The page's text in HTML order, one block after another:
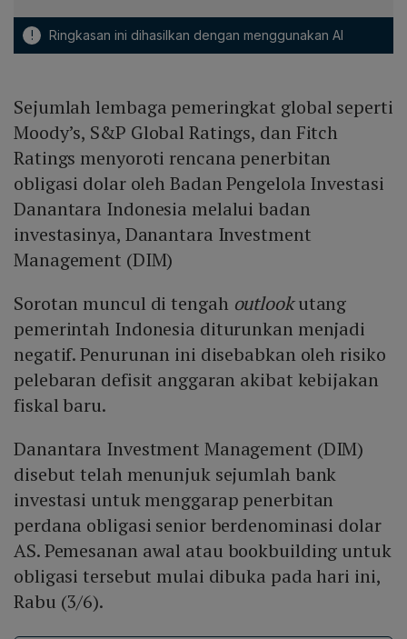
! Ringkasan ini dihasilkan dengan menggunakan AI
Sejumlah lembaga pemeringkat global seperti
Moody’s, S&P Global Ratings, dan Fitch
Ratings menyoroti rencana penerbitan
obligasi dolar oleh Badan Pengelola Investasi
Danantara Indonesia melalui badan
investasinya, Danantara Investment
Management (DIM)
Sorotan muncul di tengah outlookutang
pemerintah Indonesia diturunkan menjadi
negatif. Penurunan ini disebabkan oleh risiko
pelebaran defisit anggaran akibat kebijakan
fiskal baru.
Danantara Investment Management (DIM)
disebut telah menunjuk sejumlah bank
investasi untuk menggarap penerbitan
perdana obligasi senior berdenominasi dolar
AS. Pemesanan awal atau bookbuilding untuk
obligasi tersebut mulai dibuka pada hari ini,
Rabu (3/6).